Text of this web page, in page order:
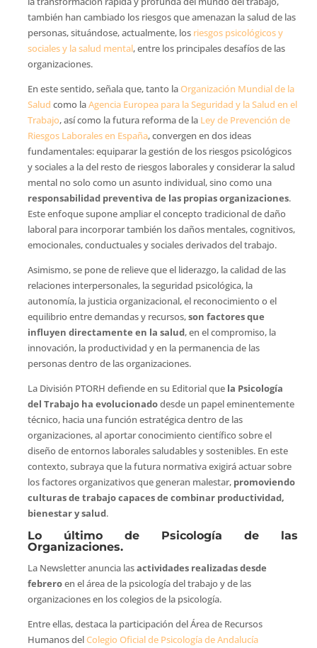
también han cambiado los riesgos que amenazan la salud de las
personas, situándose, actualmente, los riesgos psicológicos y
sociales y la salud mental, entre los principales desafíos de las
organizaciones.
En este sentido, señala que, tanto laOrganización Mundial de la
Salud como laAgencia Europea para la Seguridad y la Salud en el
Trabajo, así como la futura reforma de la Ley de Prevención de
Riesgos Laborales en España, convergen en dos ideas
fundamentales: equiparar la gestión de los riesgos psicológicos
y sociales a la del resto de riesgos laborales y considerar la salud
mental no solo como un asunto individual, sino como una
responsabilidad preventiva de las propias organizaciones.
Este enfoque supone ampliar el concepto tradicional de daño
laboral para incorporar también los daños mentales, cognitivos,
emocionales, conductuales y sociales derivados del trabajo.
Asimismo, se pone de relieve que el liderazgo, la calidad de las
relaciones interpersonales, la seguridad psicológica, la
autonomía, la justicia organizacional, el reconocimiento o el
equilibrio entre demandas y recursos,son factores que
influyen directamente en la salud, en el compromiso, la
innovación, la productividad y en la permanencia de las
personas dentro de las organizaciones.
La División PTORH defiende en su Editorial que la Psicología
del Trabajo ha evolucionadodesde un papel eminentemente
técnico, hacia una función estratégica dentro de las
organizaciones, al aportar conocimiento científico sobre el
diseño de entornos laborales saludables y sostenibles. En este
contexto, subraya que la futura normativa exigirá actuar sobre
los factores organizativos que generan malestar, promoviendo
culturas de trabajo capaces de combinar productividad,
bienestar y salud.
Lo último de Psicología de las
Organizaciones.
La Newsletter anuncia lasactividades realizadas desde
febreroen el área de la psicología del trabajo y de las
organizaciones en los colegios de la psicología.
Entre ellas, destaca la participación del Área de Recursos
Humanos delColegio Oficial de Psicología de Andalucía